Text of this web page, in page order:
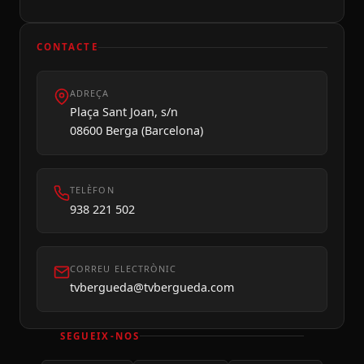
Dilluns 10
CONTACTE
ADREÇA
Plaça Sant Joan, s/n
08600 Berga (Barcelona)
TELÈFON
938 221 502
CORREU ELECTRÒNIC
tvbergueda@tvbergueda.com
SEGUEIX-NOS